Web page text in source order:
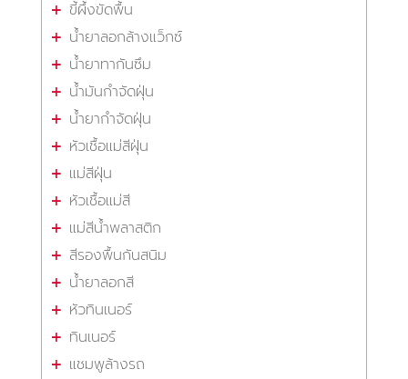
ขี้ผึ้งขัดพื้น
น้ำยาลอกล้างแว็กซ์
น้ำยาทากันซึม
น้ำมันกำจัดฝุ่น
น้ำยากำจัดฝุ่น
หัวเชื้อแม่สีฝุ่น
แม่สีฝุ่น
หัวเชื้อแม่สี
แม่สีน้ำพลาสติก
สีรองพื้นกันสนิม
น้ำยาลอกสี
หัวทินเนอร์
ทินเนอร์
แชมพูล้างรถ